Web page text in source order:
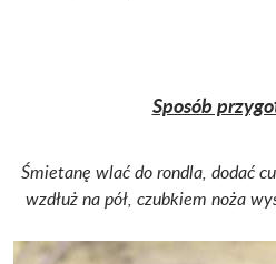
Sposób
Śmietanę wlać do rondla, dodać
wzdłuż na pół, czubkiem noża